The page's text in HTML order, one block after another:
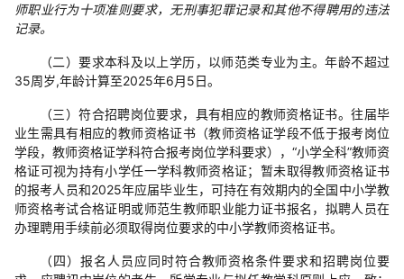
师职业行为十项准则要求，无刑事犯罪记录和其他不得聘用的违法
记录。
（二）要求本科及以上学历，以师范类专业为主。年龄不超过
35周岁,年龄计算至2025年6月5日。
（三）符合招聘岗位要求，具有相应的教师资格证书。往届毕
业生需具有相应的教师资格证书（教师资格证学段不低于报考岗位
学段，教师资格证学科符合报考岗位学科要求），“小学全科”教师资
格证可视为持有小学任一学科教师资格证；暂未取得教师资格证书
的报考人员和2025年应届毕业生，可持在有效期内的全国中小学教
师资格考试合格证明或师范生教师职业能力证书报名，拟聘人员在
办理聘用手续前必须取得岗位要求的中小学教师资格证书。
（四）报名人员应同时符合教师资格条件要求和招聘岗位要